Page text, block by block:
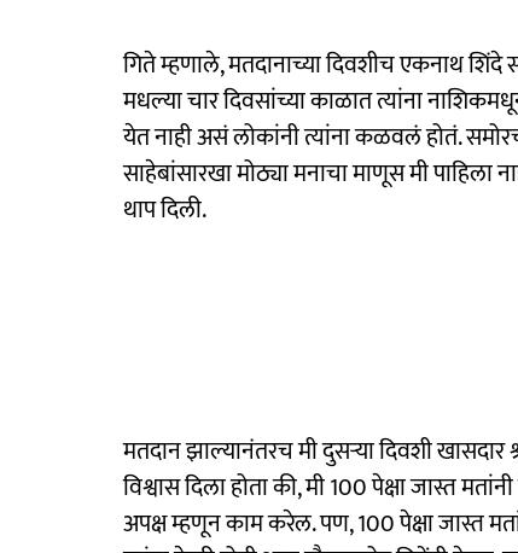
गिते म्हणाले, मतदानाच्या दिवशीच एकनाथ
मधल्या चार दिवसांच्या काळात त्यांना
येत नाही असं लोकांनी त्यांना कळवलं होतं.
साहेबांसारखा मोठ्या मनाचा माणूस मी पाहिला
थाप दिली.
मतदान झाल्यानंतरच मी दुसऱ्या दिवशी खासदार
विश्वास दिला होता की, मी 100 पेक्षा जास्त
अपक्ष म्हणून काम करेल. पण, 100 पेक्षा जास्त